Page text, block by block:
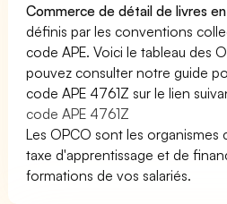
Commerce de détail de livres
définis par les conventions
code APE. Voici le tableau des
pouvez consulter notre guide
code APE 4761Z sur le lien
code APE 4761Z
Les OPCO sont les organismes
taxe d'apprentissage et de
formations de vos salariés.